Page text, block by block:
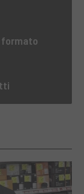
formato